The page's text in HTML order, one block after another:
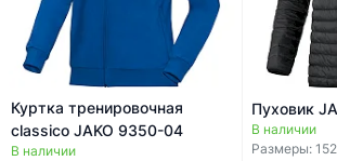
Куртка тренировочная
classico JAKO 9350-04
В наличии
Пуховик
В наличии
Размеры: